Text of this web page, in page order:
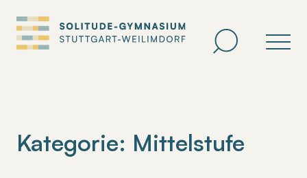
Zum
Inhalt
springen
Kategorie: Mittelstufe